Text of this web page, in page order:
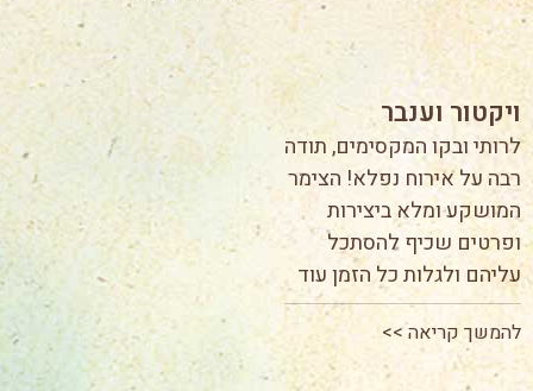
ויקטור וענבר
לרותי ובקו המקסימים, תודה
רבה על אירוח נפלא! הצימר
המושקע ומלא ביצירות
ופרטים שכיף להסתכל
עליהם ולגלות כל הזמן עוד
להמשך קריאה >>